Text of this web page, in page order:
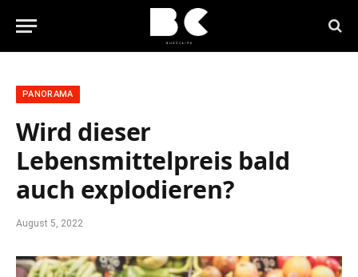
PANORAMA
Wird dieser
Lebensmittelpreis bald
auch explodieren?
August 5, 2022